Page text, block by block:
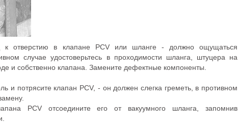
отверстию в клапане PCV или шланге - должно ощущаться
случае удостоверьтесь в проходимости шланга, штуцера на
и собственно клапана. Замените дефектные компоненты.
и потрясите клапан PCV, - он должен слегка греметь, в противном
PCV отсоедините его от вакуумного шланга, запомнив